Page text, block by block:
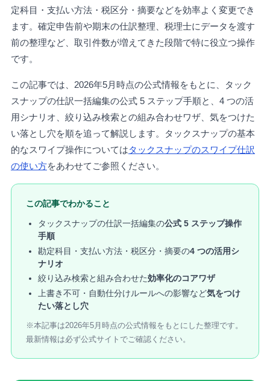
定科目・支払い方法・税区分・摘要などを効率よく変更でき
ます。確定申告前や期末の仕訳整理、税理士にデータを渡す
前の整理など、取引件数が増えてきた段階で特に役立つ操作
です。
この記事では、2026年5月時点の公式情報をもとに、タック
スナップの仕訳一括編集の公式 5 ステップ手順と、4 つの活
用シナリオ、絞り込み検索との組み合わせワザ、気をつけた
い落とし穴を順を追って解説します。タックスナップの基本
的なスワイプ操作についてはタックスナップのスワイプ仕訳
の使い方をあわせてご参照ください。
この記事でわかること
タックスナップの仕訳一括編集の公式 5 ステップ操作
手順
勘定科目・支払い方法・税区分・摘要の4 つの活用シ
ナリオ
絞り込み検索と組み合わせた効率化のコアワザ
上書き不可・自動仕分けルールへの影響など気をつけ
たい落とし穴
※本記事は2026年5月時点の公式情報をもとにした整理です。
最新情報は必ず公式サイトでご確認ください。